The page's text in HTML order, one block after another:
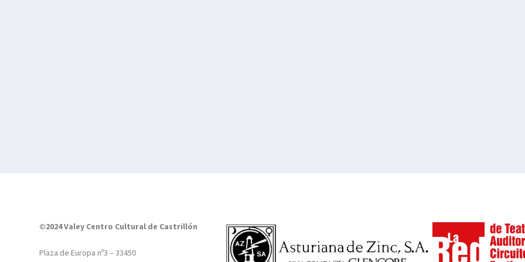
©2024 Valey Centro Cultural de Castrillón
Plaza de Europa nº3 – 33450